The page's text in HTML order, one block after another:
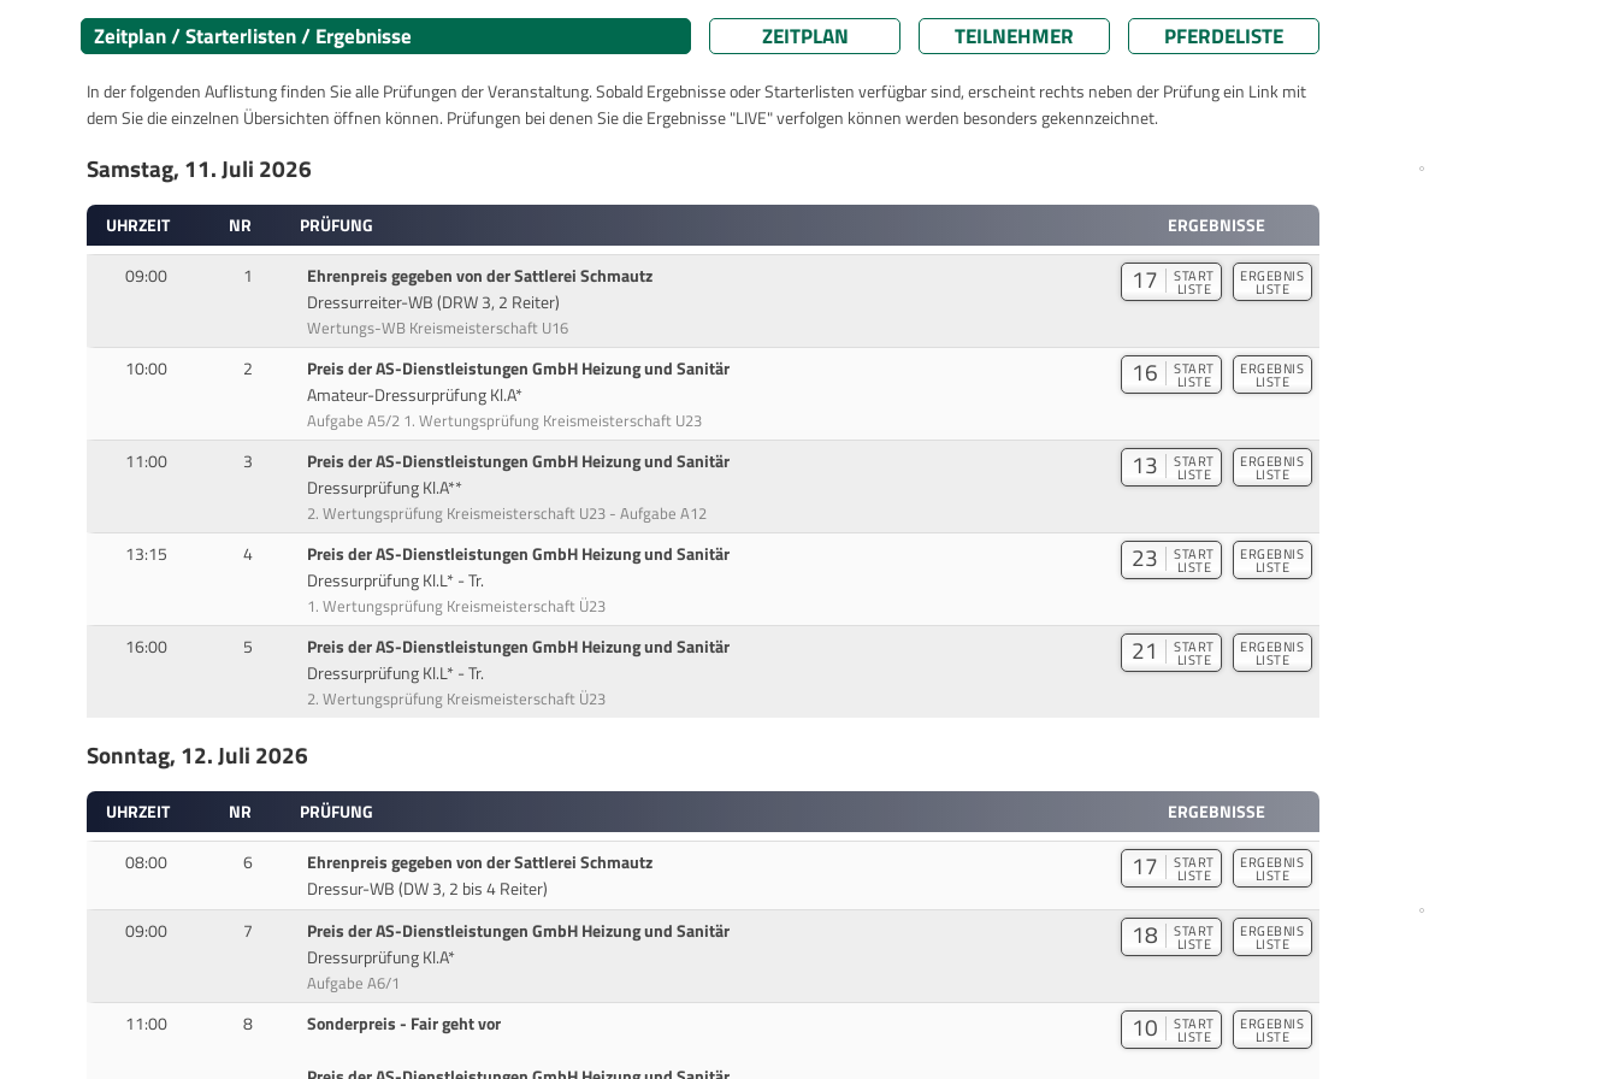
Zeitplan / Starterlisten / Ergebnisse ZEITPLAN TEILNEHMER PFERDELISTE
In der folgenden Auflistung finden Sie alle Prüfungen der Veranstaltung. Sobald Ergebnisse oder Starterlisten verfügbar sind, erscheint rechts neben der Prüfung ein Link mit
dem Sie die einzelnen Übersichten öffnen können. Prüfungen bei denen Sie die Ergebnisse "LIVE" verfolgen können werden besonders gekennzeichnet.
Samstag, 11. Juli 2026
UHRZEIT NR PRÜFUNG
ERGEBNISSE
09:00
1
Ehrenpreis gegeben von der Sattlerei Schmautz
Dressurreiter-WB (DRW 3, 2 Reiter)
Wertungs-WB Kreismeisterschaft U16
17 START
LISTE
ERGEBNIS
LISTE
10:00 2
Preis der AS-Dienstleistungen GmbH Heizung und Sanitär
Amateur-Dressurprüfung Kl.A*
Aufgabe A5/2 1. Wertungsprüfung Kreismeisterschaft U23
16 START
LISTE
ERGEBNIS
LISTE
11:00 3
Preis der AS-Dienstleistungen GmbH Heizung und Sanitär
Dressurprüfung Kl.A**
2. Wertungsprüfung Kreismeisterschaft U23 - Aufgabe A12
13 START
LISTE
ERGEBNIS
LISTE
13:15 4
Preis der AS-Dienstleistungen GmbH Heizung und Sanitär
Dressurprüfung Kl.L* - Tr.
1. Wertungsprüfung Kreismeisterschaft Ü23
23 START
LISTE
ERGEBNIS
LISTE
16:00 5
Preis der AS-Dienstleistungen GmbH Heizung und Sanitär
Dressurprüfung Kl.L* - Tr.
2. Wertungsprüfung Kreismeisterschaft Ü23
21 START
LISTE
ERGEBNIS
LISTE
Sonntag, 12. Juli 2026
UHRZEIT NR PRÜFUNG
ERGEBNISSE
08:00
6
Ehrenpreis gegeben von der Sattlerei Schmautz
Dressur-WB (DW 3, 2 bis 4 Reiter)
17 START
LISTE
ERGEBNIS
LISTE
09:00 7
Preis der AS-Dienstleistungen GmbH Heizung und Sanitär
Dressurprüfung Kl.A*
Aufgabe A6/1
18 START
LISTE
ERGEBNIS
LISTE
11:00 8
Sonderpreis - Fair geht vor
10 START
LISTE
ERGEBNIS
LISTE